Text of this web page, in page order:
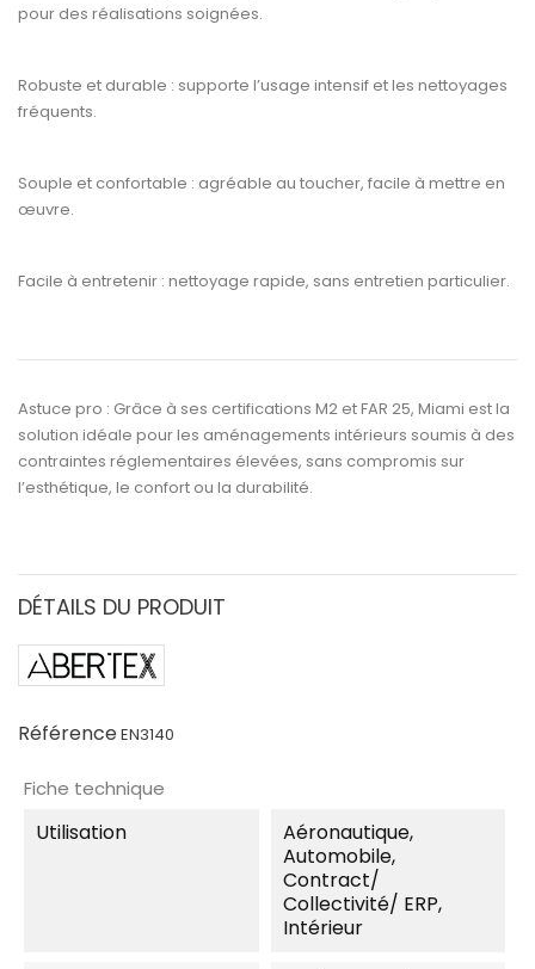
pour des réalisations soignées.
Robuste et durable : supporte l’usage intensif et les nettoyages
fréquents.
Souple et confortable : agréable au toucher, facile à mettre en
œuvre.
Facile à entretenir : nettoyage rapide, sans entretien particulier.
Astuce pro : Grâce à ses certifications M2 etFAR 25, Miami est la
solution idéale pour les aménagements intérieurs soumis à des
contraintes réglementaires élevées, sans compromis sur
l’esthétique, le confort ou la durabilité.
DÉTAILS DU PRODUIT
RéférenceEN3140
Fiche technique
Utilisation
Aéronautique,
Automobile,
Contract/
Collectivité/ ERP,
Intérieur